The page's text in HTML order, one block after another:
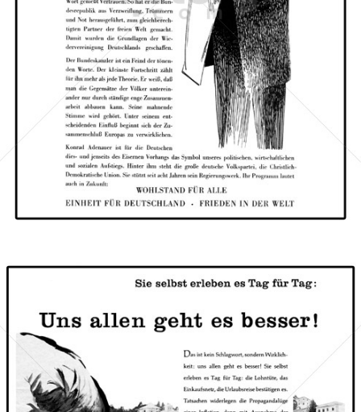
CDU Deutschland/Christlich-Soziale Union in Bayern e.V.
1957
Bild-ID: 67878